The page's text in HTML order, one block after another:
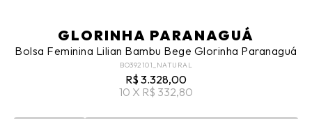
GLORINHA PARANAGUÁ
Bolsa Feminina Lilian Bambu Bege Glorinha Paranaguá
BO392101_NATURAL
R$ 3.328,00
10 X R$ 332,80